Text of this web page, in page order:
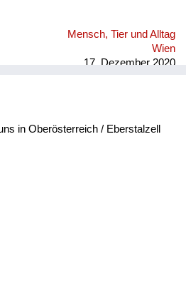
Mensch, Tier und Alltag
Wien
17. Dezember 2020
in Oberösterreich / Eberstalzell